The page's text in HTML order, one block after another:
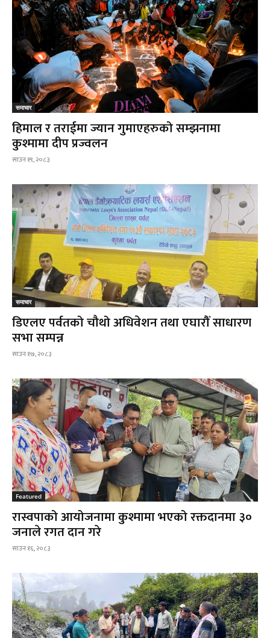
समाचार
हिमाल र तराईमा ज्यान गुमाएहरुको सम्झनामा
कुश्मामा दीप प्रज्वलन
साउन १९, २०८३
समाचार
डिएलए पर्वतको चौथो अधिवेशन तथा एघारौँ साधारण
सभा सम्पन्न
साउन १७, २०८३
Featured
रास्वपाको आयोजनामा कुश्मामा भएको रक्तदानमा ३०
जनाले रगत दान गरे
साउन १६, २०८३